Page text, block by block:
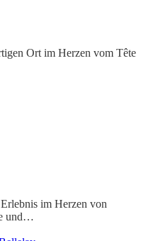
Ort im Herzen vom Tête
im Herzen von
und…